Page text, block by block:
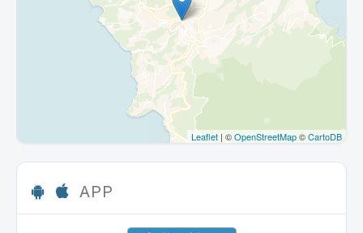
Leaflet | ©OpenStreetMap©CartoDB
APP